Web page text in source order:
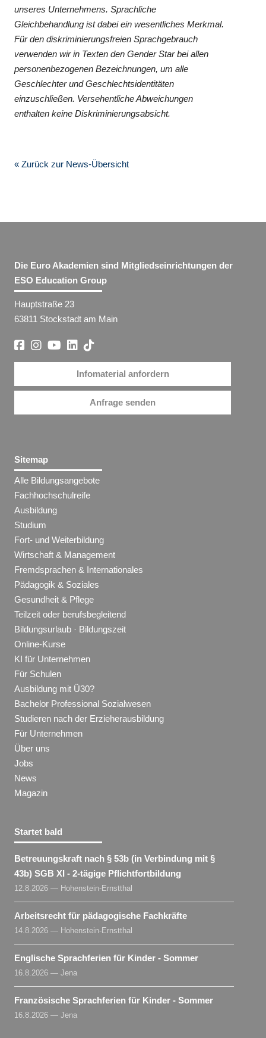
unseres Unternehmens. Sprachliche
Gleichbehandlung ist dabei ein wesentliches Merkmal.
Für den diskriminierungsfreien Sprachgebrauch
verwenden wir in Texten den Gender Star bei allen
personenbezogenen Bezeichnungen, um alle
Geschlechter und Geschlechtsidentitäten
einzuschließen. Versehentliche Abweichungen
enthalten keine Diskriminierungsabsicht.
« Zurück zur News-Übersicht
Die Euro Akademien sind Mitgliedseinrichtungen der
ESO Education Group
Hauptstraße 23
63811 Stockstadt am Main
Infomaterial anfordern
Anfrage senden
Sitemap
Alle Bildungsangebote
Fachhochschulreife
Ausbildung
Studium
Fort- und Weiterbildung
Wirtschaft & Management
Fremdsprachen & Internationales
Pädagogik & Soziales
Gesundheit & Pflege
Teilzeit oder berufsbegleitend
Bildungsurlaub · Bildungszeit
Online-Kurse
KI für Unternehmen
Für Schulen
Ausbildung mit Ü30?
Bachelor Professional Sozialwesen
Studieren nach der Erzieherausbildung
Für Unternehmen
Über uns
Jobs
News
Magazin
Startet bald
Betreuungskraft nach § 53b (in Verbindung mit §
43b) SGB XI - 2-tägige Pflichtfortbildung
12.8.2026 — Hohenstein-Ernstthal
Arbeitsrecht für pädagogische Fachkräfte
14.8.2026 — Hohenstein-Ernstthal
Englische Sprachferien für Kinder - Sommer
16.8.2026 — Jena
Französische Sprachferien für Kinder - Sommer
16.8.2026 — Jena